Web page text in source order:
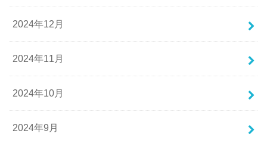
2024年12月
2024年11月
2024年10月
2024年9月